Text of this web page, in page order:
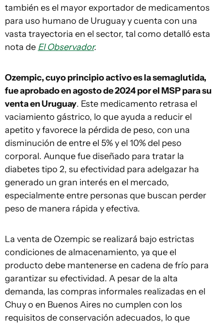
también es el mayor exportador de medicamentos
para uso humano de Uruguay y cuenta con una
vasta trayectoria en el sector, tal como detalló esta
nota de El Observador.
Ozempic, cuyo principio activo es la semaglutida,
fue aprobado en agosto de 2024 por el MSP para su
venta en Uruguay. Este medicamento retrasa el
vaciamiento gástrico, lo que ayuda a reducir el
apetito y favorece la pérdida de peso, con una
disminución de entre el 5% y el 10% del peso
corporal. Aunque fue diseñado para tratar la
diabetes tipo 2, su efectividad para adelgazar ha
generado un gran interés en el mercado,
especialmente entre personas que buscan perder
peso de manera rápida y efectiva.
La venta de Ozempic se realizará bajo estrictas
condiciones de almacenamiento, ya que el
producto debe mantenerse en cadena de frío para
garantizar su efectividad. A pesar de la alta
demanda, las compras informales realizadas en el
Chuy o en Buenos Aires no cumplen con los
requisitos de conservación adecuados, lo que